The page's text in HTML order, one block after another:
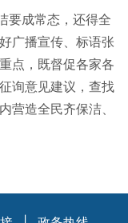
成常态，还得全
广播宣传、标语张
点，既督促各家各
询意见建议，查找
营造全民齐保洁、